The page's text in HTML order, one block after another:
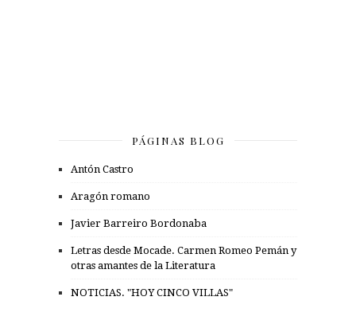
PÁGINAS BLOG
Antón Castro
Aragón romano
Javier Barreiro Bordonaba
Letras desde Mocade. Carmen Romeo Pemán y
otras amantes de la Literatura
NOTICIAS. "HOY CINCO VILLAS"